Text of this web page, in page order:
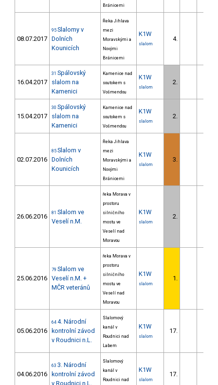
Bránicemi
08.07.2017
95 Slalomy v
Dolních
Kounicích
Řeka Jihlava
mezi
Moravskými a
Novými
Bránicemi
K1W
slalom
4.
16.04.2017
31 Spálovský
slalom na
Kamenici
Kamenice nad
soutokem s
Vošmendou
K1W
slalom
2.
15.04.2017
30 Spálovský
slalom na
Kamenici
Kamenice nad
soutokem s
Vošmendou
K1W
slalom
2.
02.07.2016
85 Slalom v
Dolních
Kounicích
Řeka Jihlava
mezi
Moravskými a
Novými
Bránicemi
K1W
slalom
3.
26.06.2016 81 Slalom ve
Veselí n.M.
řeka Morava v
prostoru
silničního
mostu ve
Veselí nad
Moravou
K1W
slalom
2.
25.06.2016
79 Slalom ve
Veselí n.M. +
MČR veteránů
řeka Morava v
prostoru
silničního
mostu ve
Veselí nad
Moravou
K1W
slalom
1.
05.06.2016
64 4. Národní
kontrolní závod
v Roudnici n.L.
Slalomový
kanál v
Roudnici nad
Labem
K1W
slalom
17.
04.06.2016
63 3. Národní
kontrolní závod
v Roudnici n.L.
Slalomový
kanál v
Roudnici nad
K1W
slalom
17.